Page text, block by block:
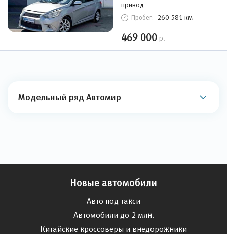
привод
Пробег: 260 581 км
469 000 р.
Модельный ряд Автомир
Новые автомобили
Авто под такси
Автомобили до 2 млн.
Китайские кроссоверы и внедорожники